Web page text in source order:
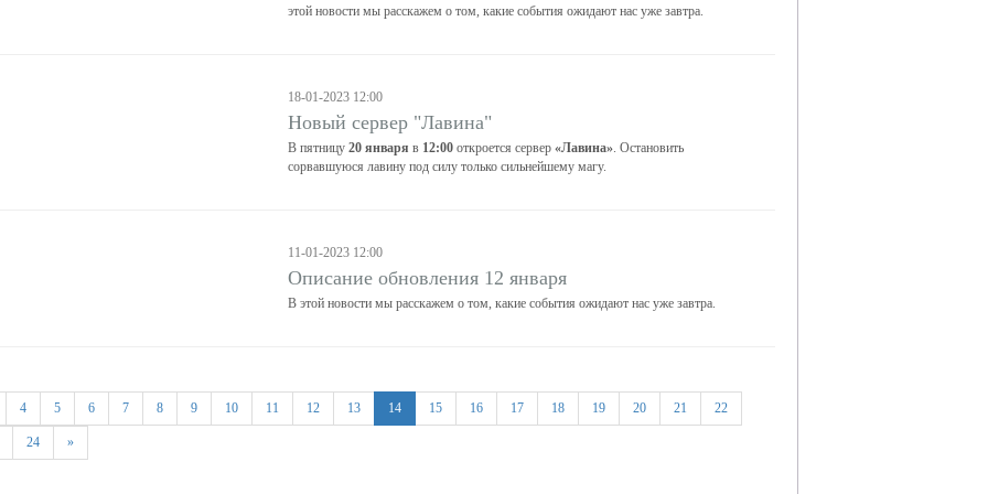
этой новости мы расскажем о том, какие события ожидают нас уже завтра.
18-01-2023 12:00
Новый сервер "Лавина"
В пятницу 20 января в 12:00 откроется сервер «Лавина». Остановить
сорвавшуюся лавину под силу только сильнейшему магу.
11-01-2023 12:00
Описание обновления 12 января
В этой новости мы расскажем о том, какие события ожидают нас уже завтра.
4 5 6 7 8 9 10 11 12 13 14 15 16 17 18 19 20 21 22
24 »